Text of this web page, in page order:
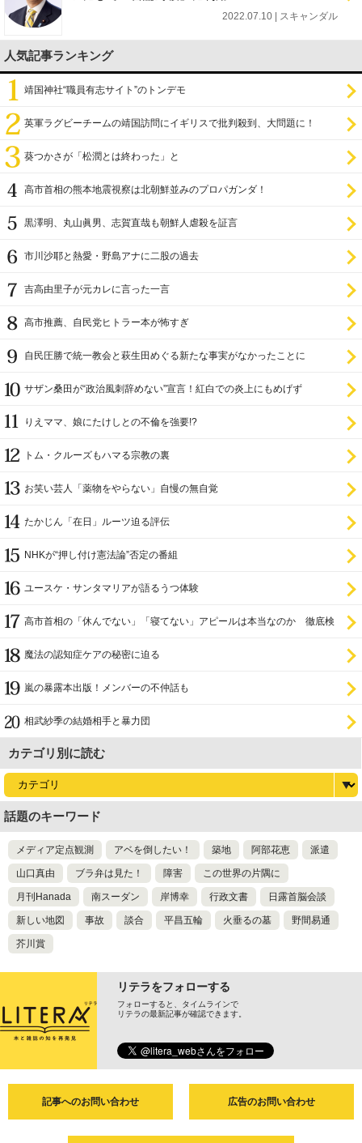
2022.07.10 | スキャンダル
人気記事ランキング
靖国神社“職員有志サイト”のトンデモ
英軍ラグビーチームの靖国訪問にイギリスで批判殺到、大問題に！
葵つかさが「松潤とは終わった」と
高市首相の熊本地震視察は北朝鮮並みのプロパガンダ！
黒澤明、丸山眞男、志賀直哉も朝鮮人虐殺を証言
市川沙耶と熱愛・野島アナに二股の過去
吉高由里子が元カレに言った一言
高市推薦、自民党ヒトラー本が怖すぎ
自民圧勝で統一教会と萩生田めぐる新たな事実がなかったことに
サザン桑田が“政治風刺辞めない”宣言！紅白での炎上にもめげず
りえママ、娘にたけしとの不倫を強要!?
トム・クルーズもハマる宗教の裏
お笑い芸人「薬物をやらない」自慢の無自覚
たかじん「在日」ルーツ迫る評伝
NHKが“押し付け憲法論”否定の番組
ユースケ・サンタマリアが語るうつ体験
高市首相の「休んでない」「寝てない」アピールは本当なのか 徹底検
魔法の認知症ケアの秘密に迫る
嵐の暴露本出版！メンバーの不仲話も
相武紗季の結婚相手と暴力団
カテゴリ別に読む
話題のキーワード
メディア定点観測 アベを倒したい！ 築地 阿部花恵 派遣
山口真由 ブラ弁は見た！ 障害 この世界の片隅に
月刊Hanada 南スーダン 岸博幸 行政文書 日露首脳会談
新しい地図 事故 談合 平昌五輪 火垂るの墓 野間易通
芥川賞
リテラをフォローする
フォローすると、タイムラインで
リテラの最新記事が確認できます。
記事へのお問い合わせ 広告のお問い合わせ